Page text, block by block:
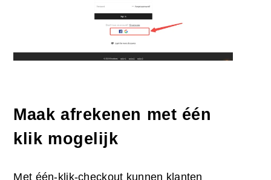
Maak afrekenen met één
klik mogelijk
Met één-klik-checkout kunnen klanten